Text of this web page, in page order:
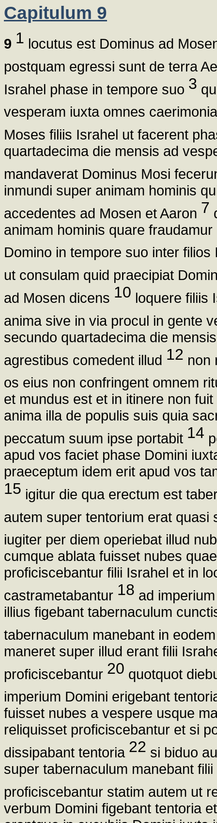
Capitulum 9
9 1 locutus est Dominus ad
postquam egressi sunt de terra
Israhel phase in tempore suo 3
vesperam iuxta omnes
Moses filiis Israhel ut facerent
quartadecima die mensis ad
mandaverat Dominus Mosi
inmundi super animam hominis
accedentes ad Mosen et Aaron 7
animam hominis quare
Domino in tempore suo inter
ut consulam quid praecipiat
ad Mosen dicens 10 loquere filiis
anima sive in via procul in gente
secundo quartadecima die
agrestibus comedent illud 12 non
os eius non confringent omnem
et mundus est et in itinere non
anima illa de populis suis quia
peccatum suum ipse portabit 14
apud vos faciet phase Domini
praeceptum idem erit apud vos
15 igitur die qua erectum est
autem super tentorium erat
iugiter per diem operiebat illud
cumque ablata fuisset nubes
proficiscebantur filii Israhel et in
castrametabantur 18 ad
illius figebant tabernaculum
tabernaculum manebant in
maneret super illud erant filii
proficiscebantur 20 quotquot
imperium Domini erigebant
fuisset nubes a vespere usque
reliquisset proficiscebantur et si
dissipabant tentoria 22 si biduo
super tabernaculum manebant
proficiscebantur statim autem ut
verbum Domini figebant tentoria